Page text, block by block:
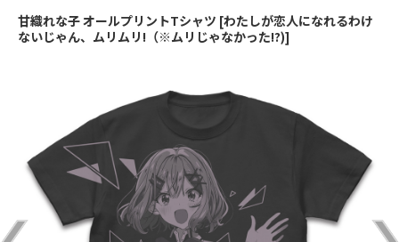
甘織れな子 オールプリントTシャツ [わたしが恋人になれるわけ
ないじゃん、ムリムリ!（※ムリじゃなかった!?)]